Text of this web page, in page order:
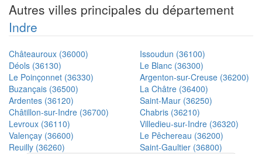
Autres villes principales du département
Indre
Châteauroux (36000)
Issoudun (36100)
Déols (36130)
Le Blanc (36300)
Le Poinçonnet (36330)
Argenton-sur-Creuse (36200)
Buzançais (36500)
La Châtre (36400)
Ardentes (36120)
Saint-Maur (36250)
Châtillon-sur-Indre (36700)
Chabris (36210)
Levroux (36110)
Villedieu-sur-Indre (36320)
Valençay (36600)
Le Pêchereau (36200)
Reuilly (36260)
Saint-Gaultier (36800)